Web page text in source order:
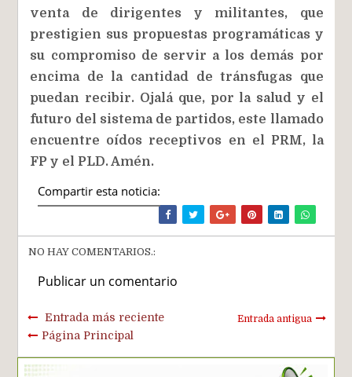
venta de dirigentes y militantes, que
prestigien sus propuestas programáticas y
su compromiso de servir a los demás por
encima de la cantidad de tránsfugas que
puedan recibir. Ojalá que, por la salud y el
futuro del sistema de partidos, este llamado
encuentre oídos receptivos en el PRM, la
FP y el PLD. Amén.
Compartir esta noticia:
NO HAY COMENTARIOS.:
Publicar un comentario
Entrada más reciente Entrada antigua
Página Principal